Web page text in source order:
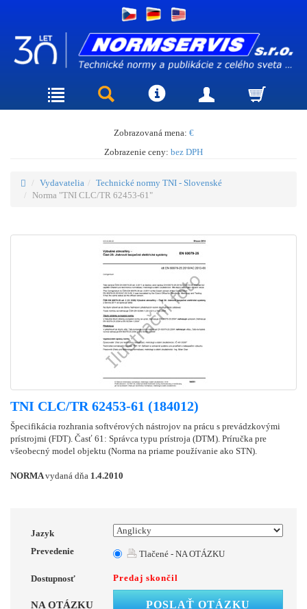
Zobrazovaná mena: €
Zobrazenie ceny: bez DPH
Vydavatelia
Technické normy TNI - Slovenské
Norma "TNI CLC/TR 62453-61"
TNI CLC/TR 62453-61 (184012)
Špecifikácia rozhrania softvérových nástrojov na prácu s prevádzkovými
prístrojmi (FDT). Časť 61: Správca typu prístroja (DTM). Príručka pre
všeobecný model objektu (Norma na priame používanie ako STN).
NORMAvydaná dňa 1.4.2010
Jazyk
Prevedenie
Tlačené - NA OTÁZKU
Dostupnosť Predaj skončil
NA OTÁZKU POSLAŤ OTÁZKU